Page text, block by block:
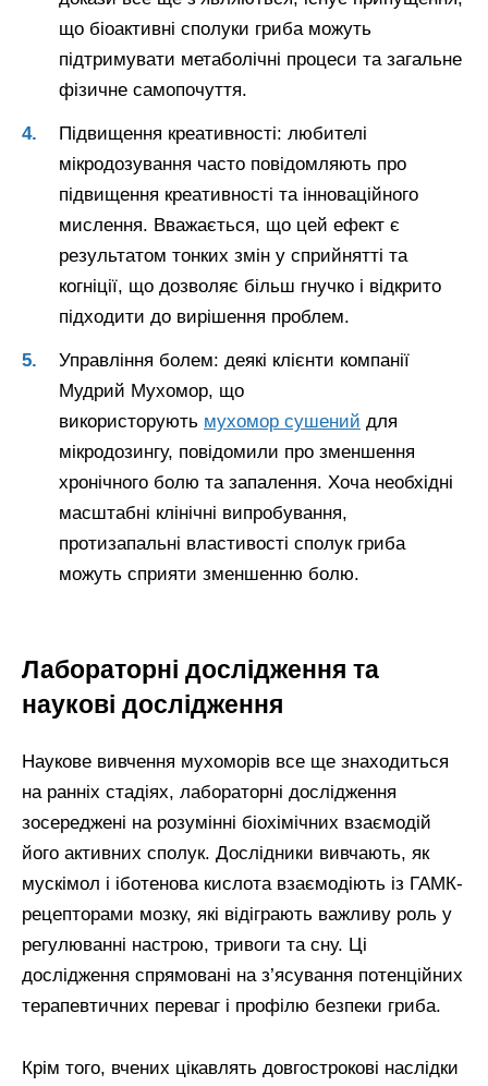
що біоактивні сполуки гриба можуть
підтримувати метаболічні процеси та загальне
фізичне самопочуття.
Підвищення креативності: любителі
мікродозування часто повідомляють про
підвищення креативності та інноваційного
мислення. Вважається, що цей ефект є
результатом тонких змін у сприйнятті та
когніції, що дозволяє більш гнучко і відкрито
підходити до вирішення проблем.
Управління болем: деякі клієнти компанії
Мудрий Мухомор, що
використорують мухомор сушений для
мікродозингу, повідомили про зменшення
хронічного болю та запалення. Хоча необхідні
масштабні клінічні випробування,
протизапальні властивості сполук гриба
можуть сприяти зменшенню болю.
Лабораторні дослідження та
наукові дослідження
Наукове вивчення мухоморів все ще знаходиться
на ранніх стадіях, лабораторні дослідження
зосереджені на розумінні біохімічних взаємодій
його активних сполук. Дослідники вивчають, як
мускімол і іботенова кислота взаємодіють із ГАМК-
рецепторами мозку, які відіграють важливу роль у
регулюванні настрою, тривоги та сну. Ці
дослідження спрямовані на з’ясування потенційних
терапевтичних переваг і профілю безпеки гриба.
Крім того, вчених цікавлять довгострокові наслідки